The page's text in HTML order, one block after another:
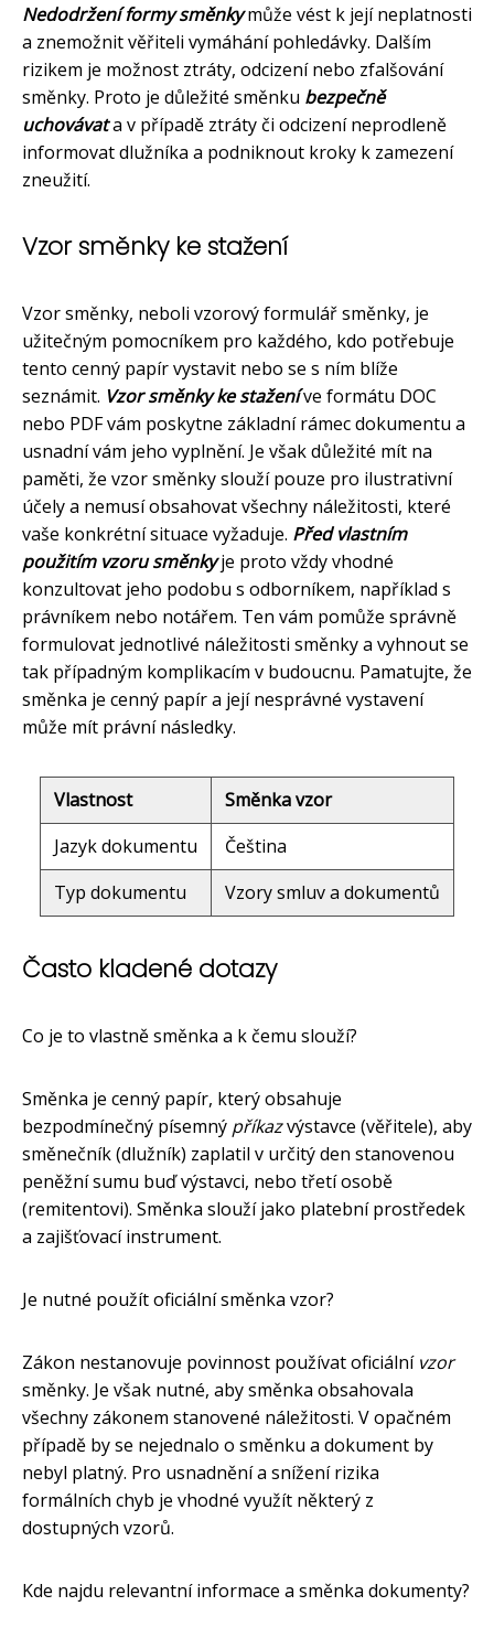
Nedodržení formy směnkymůže vést k její neplatnosti
a znemožnit věřiteli vymáhání pohledávky. Dalším
rizikem je možnost ztráty, odcizení nebo zfalšování
směnky. Proto je důležité směnku bezpečně
uchovávata v případě ztráty či odcizení neprodleně
informovat dlužníka a podniknout kroky k zamezení
zneužití.
Vzor směnky ke stažení
Vzor směnky, neboli vzorový formulář směnky, je
užitečným pomocníkem pro každého, kdo potřebuje
tento cenný papír vystavit nebo se s ním blíže
seznámit. Vzor směnky ke staženíve formátu DOC
nebo PDF vám poskytne základní rámec dokumentu a
usnadní vám jeho vyplnění. Je však důležité mít na
paměti, že vzor směnky slouží pouze pro ilustrativní
účely a nemusí obsahovat všechny náležitosti, které
vaše konkrétní situace vyžaduje. Před vlastním
použitím vzoru směnkyje proto vždy vhodné
konzultovat jeho podobu s odborníkem, například s
právníkem nebo notářem. Ten vám pomůže správně
formulovat jednotlivé náležitosti směnky a vyhnout se
tak případným komplikacím v budoucnu. Pamatujte, že
směnka je cenný papír a její nesprávné vystavení
může mít právní následky.
Vlastnost
Směnka vzor
Jazyk dokumentu
Čeština
Typ dokumentu
Vzory smluv a dokumentů
Často kladené dotazy
Co je to vlastně směnka a k čemu slouží?
Směnka je cenný papír, který obsahuje
bezpodmínečný písemný příkazvýstavce (věřitele), aby
směnečník (dlužník) zaplatil v určitý den stanovenou
peněžní sumu buď výstavci, nebo třetí osobě
(remitentovi). Směnka slouží jako platební prostředek
a zajišťovací instrument.
Je nutné použít oficiální směnka vzor?
Zákon nestanovuje povinnost používat oficiální vzor
směnky. Je však nutné, aby směnka obsahovala
všechny zákonem stanovené náležitosti. V opačném
případě by se nejednalo o směnku a dokument by
nebyl platný. Pro usnadnění a snížení rizika
formálních chyb je vhodné využít některý z
dostupných vzorů.
Kde najdu relevantní informace a směnka dokumenty?